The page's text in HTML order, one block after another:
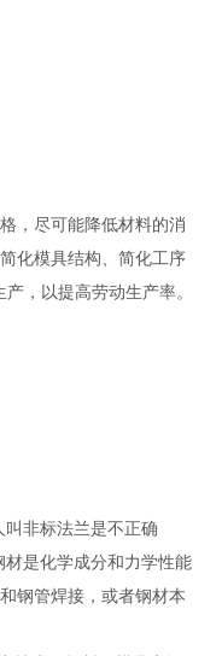
，尽可能降低材料的消
化模具结构、简化工序
，以提高劳动生产率。
非标法兰是不正确
是化学成分和力学性能
钢管焊接，或者钢材本